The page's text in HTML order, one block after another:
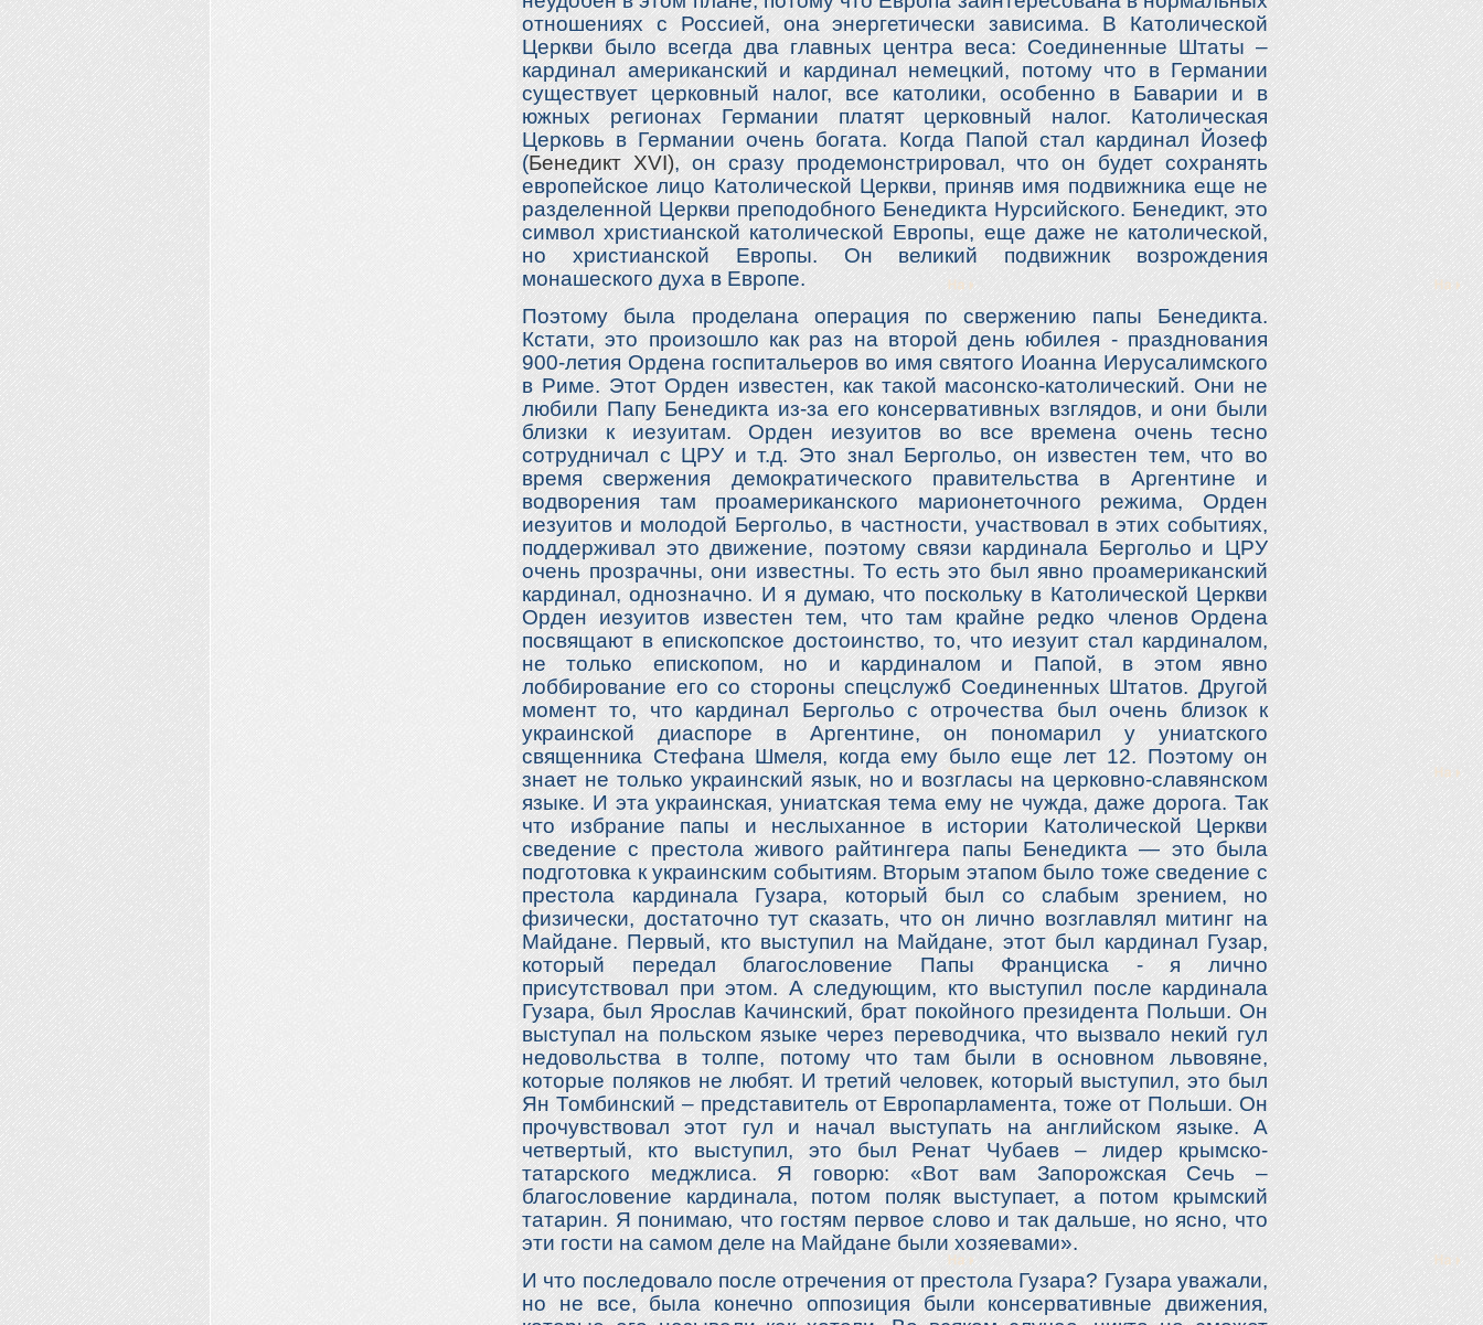
отношениях с Россией, она энергетически зависима. В Католической
Церкви было всегда два главных центра веса: Соединенные Штаты –
кардинал американский и кардинал немецкий, потому что в Германии
существует церковный налог, все католики, особенно в Баварии и в
южных регионах Германии платят церковный налог. Католическая
Церковь в Германии очень богата. Когда Папой стал кардинал Йозеф
(Бенедикт XVI), он сразу продемонстрировал, что он будет сохранять
европейское лицо Католической Церкви, приняв имя подвижника еще не
разделенной Церкви преподобного Бенедикта Нурсийского. Бенедикт, это
символ христианской католической Европы, еще даже не католической,
но христианской Европы. Он великий подвижник возрождения
монашеского духа в Европе.
Поэтому была проделана операция по свержению папы Бенедикта.
Кстати, это произошло как раз на второй день юбилея - празднования
900-летия Ордена госпитальеров во имя святого Иоанна Иерусалимского
в Риме. Этот Орден известен, как такой масонско-католический. Они не
любили Папу Бенедикта из-за его консервативных взглядов, и они были
близки к иезуитам. Орден иезуитов во все времена очень тесно
сотрудничал с ЦРУ и т.д. Это знал Бергольо, он известен тем, что во
время свержения демократического правительства в Аргентине и
водворения там проамериканского марионеточного режима, Орден
иезуитов и молодой Бергольо, в частности, участвовал в этих событиях,
поддерживал это движение, поэтому связи кардинала Бергольо и ЦРУ
очень прозрачны, они известны. То есть это был явно проамериканский
кардинал, однозначно. И я думаю, что поскольку в Католической Церкви
Орден иезуитов известен тем, что там крайне редко членов Ордена
посвящают в епископское достоинство, то, что иезуит стал кардиналом,
не только епископом, но и кардиналом и Папой, в этом явно
лоббирование его со стороны спецслужб Соединенных Штатов. Другой
момент то, что кардинал Бергольо с отрочества был очень близок к
украинской диаспоре в Аргентине, он пономарил у униатского
священника Стефана Шмеля, когда ему было еще лет 12. Поэтому он
знает не только украинский язык, но и возгласы на церковно-славянском
языке. И эта украинская, униатская тема ему не чужда, даже дорога. Так
что избрание папы и неслыханное в истории Католической Церкви
сведение с престола живого райтингера папы Бенедикта — это была
подготовка к украинским событиям. Вторым этапом было тоже сведение с
престола кардинала Гузара, который был со слабым зрением, но
физически, достаточно тут сказать, что он лично возглавлял митинг на
Майдане. Первый, кто выступил на Майдане, этот был кардинал Гузар,
который передал благословение Папы Франциска - я лично
присутствовал при этом. А следующим, кто выступил после кардинала
Гузара, был Ярослав Качинский, брат покойного президента Польши. Он
выступал на польском языке через переводчика, что вызвало некий гул
недовольства в толпе, потому что там были в основном львовяне,
которые поляков не любят. И третий человек, который выступил, это был
Ян Томбинский – представитель от Европарламента, тоже от Польши. Он
прочувствовал этот гул и начал выступать на английском языке. А
четвертый, кто выступил, это был Ренат Чубаев – лидер крымско-
татарского меджлиса. Я говорю: «Вот вам Запорожская Сечь –
благословение кардинала, потом поляк выступает, а потом крымский
татарин. Я понимаю, что гостям первое слово и так дальше, но ясно, что
эти гости на самом деле на Майдане были хозяевами».
И что последовало после отречения от престола Гузара? Гузара уважали,
но не все, была конечно оппозиция были консервативные движения,